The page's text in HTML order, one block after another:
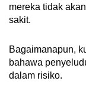
mereka tidak
sakit.
Bagaimanapun,
bahawa
dalam risiko.